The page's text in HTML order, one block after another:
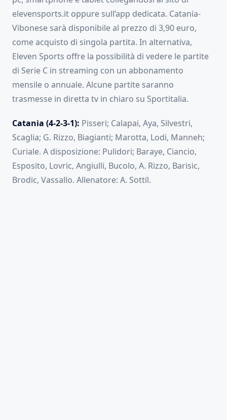
elevensports.it oppure sull’app dedicata. Catania-
Vibonese sarà disponibile al prezzo di 3,90 euro,
come acquisto di singola partita. In alternativa,
Eleven Sports offre la possibilità di vedere le partite
di Serie C in streaming con un abbonamento
mensile o annuale. Alcune partite saranno
trasmesse in diretta tv in chiaro su Sportitalia.
Catania (4-2-3-1): Pisseri; Calapai, Aya, Silvestri,
Scaglia; G. Rizzo, Biagianti; Marotta, Lodi, Manneh;
Curiale. A disposizione: Pulidori; Baraye, Ciancio,
Esposito, Lovric, Angiulli, Bucolo, A. Rizzo, Barisic,
Brodic, Vassallo. Allenatore: A. Sottil.